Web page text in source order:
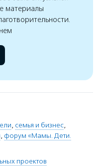
материалы
, семья и бизнес,
, форум «Мамы. Дети.
проектов